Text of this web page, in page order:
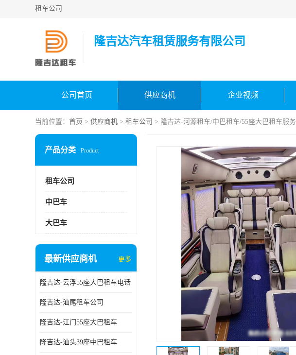
租车公司
隆吉达汽车租赁服务有限公司
公司首页 供应商机 企业视频
当前位置： 首页 > 供应商机 > 租车公司 > 隆吉达-河源租车/中巴租车/55座大巴租车服务
产品分类 Product
租车公司
中巴车
大巴车
最新供应商机 更多
隆吉达-云浮55座大巴租车电话
隆吉达-汕尾租车公司
隆吉达-江门55座大巴租车
隆吉达-汕头39座中巴租车